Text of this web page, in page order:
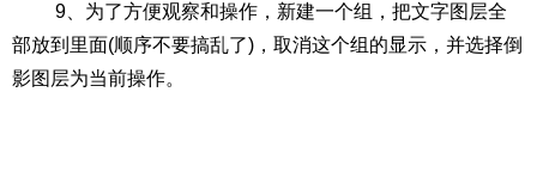
9、为了方便观察和操作，新建一个组，把文字图层全
部放到里面(顺序不要搞乱了)，取消这个组的显示，并选择倒
影图层为当前操作。